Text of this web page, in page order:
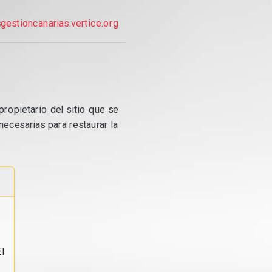
del sitio que se
para restaurar la